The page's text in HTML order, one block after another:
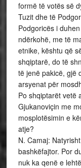
formë të votës së
Tuzit dhe të
Podgoricës i
ndërkohë, me të
etnike, kështu që
shqiptarë, do të
të jenë pakicë, gjë
arsyenat për
Po shqiptarët vetë
Gjukanoviçin me
mosplotësimin e
atje?
N. Camaj:
bashkëfajtor. Por
nuk ka qenë e